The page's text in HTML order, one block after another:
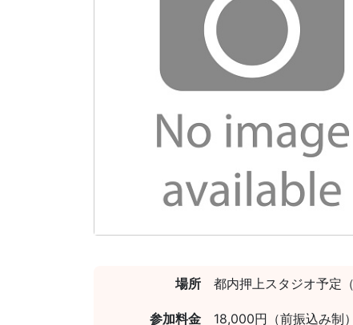
場所 都内押上スタジオ予定
参加料金 18,000円（前振込み制）